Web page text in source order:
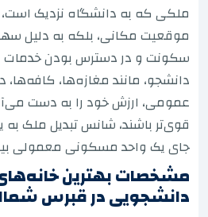
ملکی که به دانشگاه نزدیک است،
موقعیت مکانی، بلکه به دلیل
سکونت و در دسترس بودن خدمات
دانشجو، مانند مغازه‌ها،
عمومی، ارزش خود را به دست
قوی‌تر باشند، شانس تبدیل ملک به
جای یک واحد مسکونی معمولی
مشخصات بهترین
دانشجویی در قبرس